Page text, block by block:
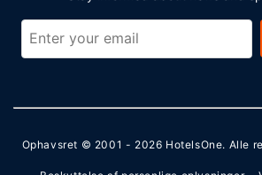
Ophavsret © 2001 - 2026 HotelsOne. Alle